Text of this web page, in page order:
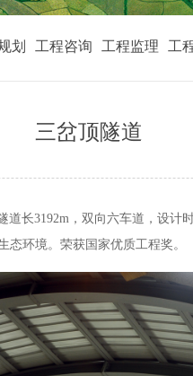
划 工程咨询 工程监理 工
三岔顶隧道
长3192m，双向六车道，设计时
态环境。荣获国家优质工程奖。